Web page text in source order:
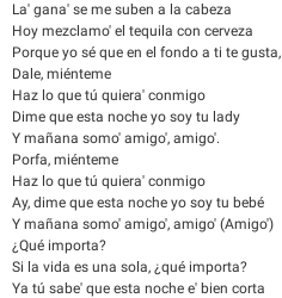
La' gana' se me suben a la cabeza
Hoy mezclamo' el tequila con cerveza
Porque yo sé que en el fondo a ti te gusta,
Dale, miénteme
Haz lo que tú quiera' conmigo
Dime que esta noche yo soy tu lady
Y mañana somo' amigo', amigo'.
Porfa, miénteme
Haz lo que tú quiera' conmigo
Ay, dime que esta noche yo soy tu bebé
Y mañana somo' amigo', amigo' (Amigo')
¿Qué importa?
Si la vida es una sola, ¿qué importa?
Ya tú sabe' que esta noche e' bien corta